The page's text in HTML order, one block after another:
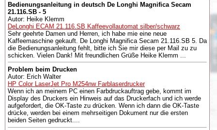
Bedienungsanleitung in deutsch De Longhi Magnifica Secam
21.116.SB - 5
Autor: Heike Klemm
DeLonghi ECAM 21.116.SB Kaffeevollautomat silber/schwarz
Sehr geehrte Damen und Herren, ich habe mie eine neue
Kaffeemaschine gekauft. De Longhi Magnifica Secam 21.116.SB 5. Da
die Bedienungsanleitung fehlt, bitte ich Sie mir diese per Mail zu zu
schicken. Vielen Dank! Mit freundlichen Grüße Heike Klemm ...
Problem beim Drucken
Autor: Erich Walter
HP Color LaserJet Pro M254nw Farblaserdrucker
Wenn ich an meinem PC einen Farbdruckauftrag gebe, kommt im
Display des Druckers ein Hinweis auf das Druckerfach und ich werde
aufgefordert, die OK-Taste zu drücken. Wenn ich dann die OK-Taste
drücke, werden bei einem mehrseitigen Dokument nur die ersten
beiden Seiten gedruckt....